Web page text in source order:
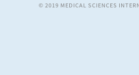
© 2019 MEDICAL SCIENCES